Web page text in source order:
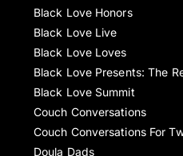
Black Love Honors
Black Love Live
Black Love Loves
Black Love Presents: The
Black Love Summit
Couch Conversations
Couch Conversations For
Doula Dads